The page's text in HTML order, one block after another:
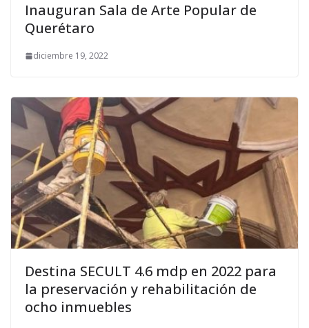
Inauguran Sala de Arte Popular de
Querétaro
diciembre 19, 2022
Destina SECULT 4.6 mdp en 2022 para
la preservación y rehabilitación de
ocho inmuebles